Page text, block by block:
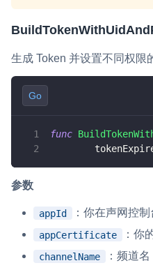
生成 Token 并设置不同权限
Go
func
参数
appId ：你在声网控
appCertificate ：你
channelName ：频道